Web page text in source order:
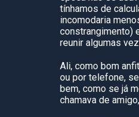
tínhamos de
incomodaria
constrangimento)
reunir algumas
Ali, como bom
ou por telefone,
bem, como se já
chamava de